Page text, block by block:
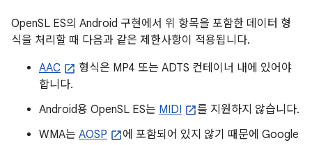
OpenSL ES의 Android 구현에서 위 항목을 포함한 데이터 형
식을 처리할 때 다음과 같은 제한사항이 적용됩니다.
AAC
형식은 MP4 또는 ADTS 컨테이너 내에 있어야
합니다.
Android용 OpenSL ES는 MIDI
를 지원하지 않습니다.
WMA는 AOSP
에 포함되어 있지 않기 때문에 Google